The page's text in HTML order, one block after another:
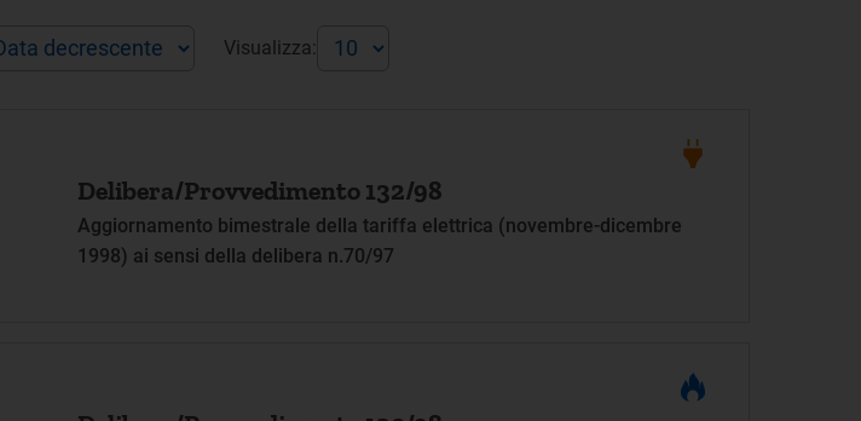
Visualizza:
Delibera/Provvedimento 132/98
Aggiornamento bimestrale della tariffa elettrica (novembre-dicembre
1998) ai sensi della delibera n.70/97